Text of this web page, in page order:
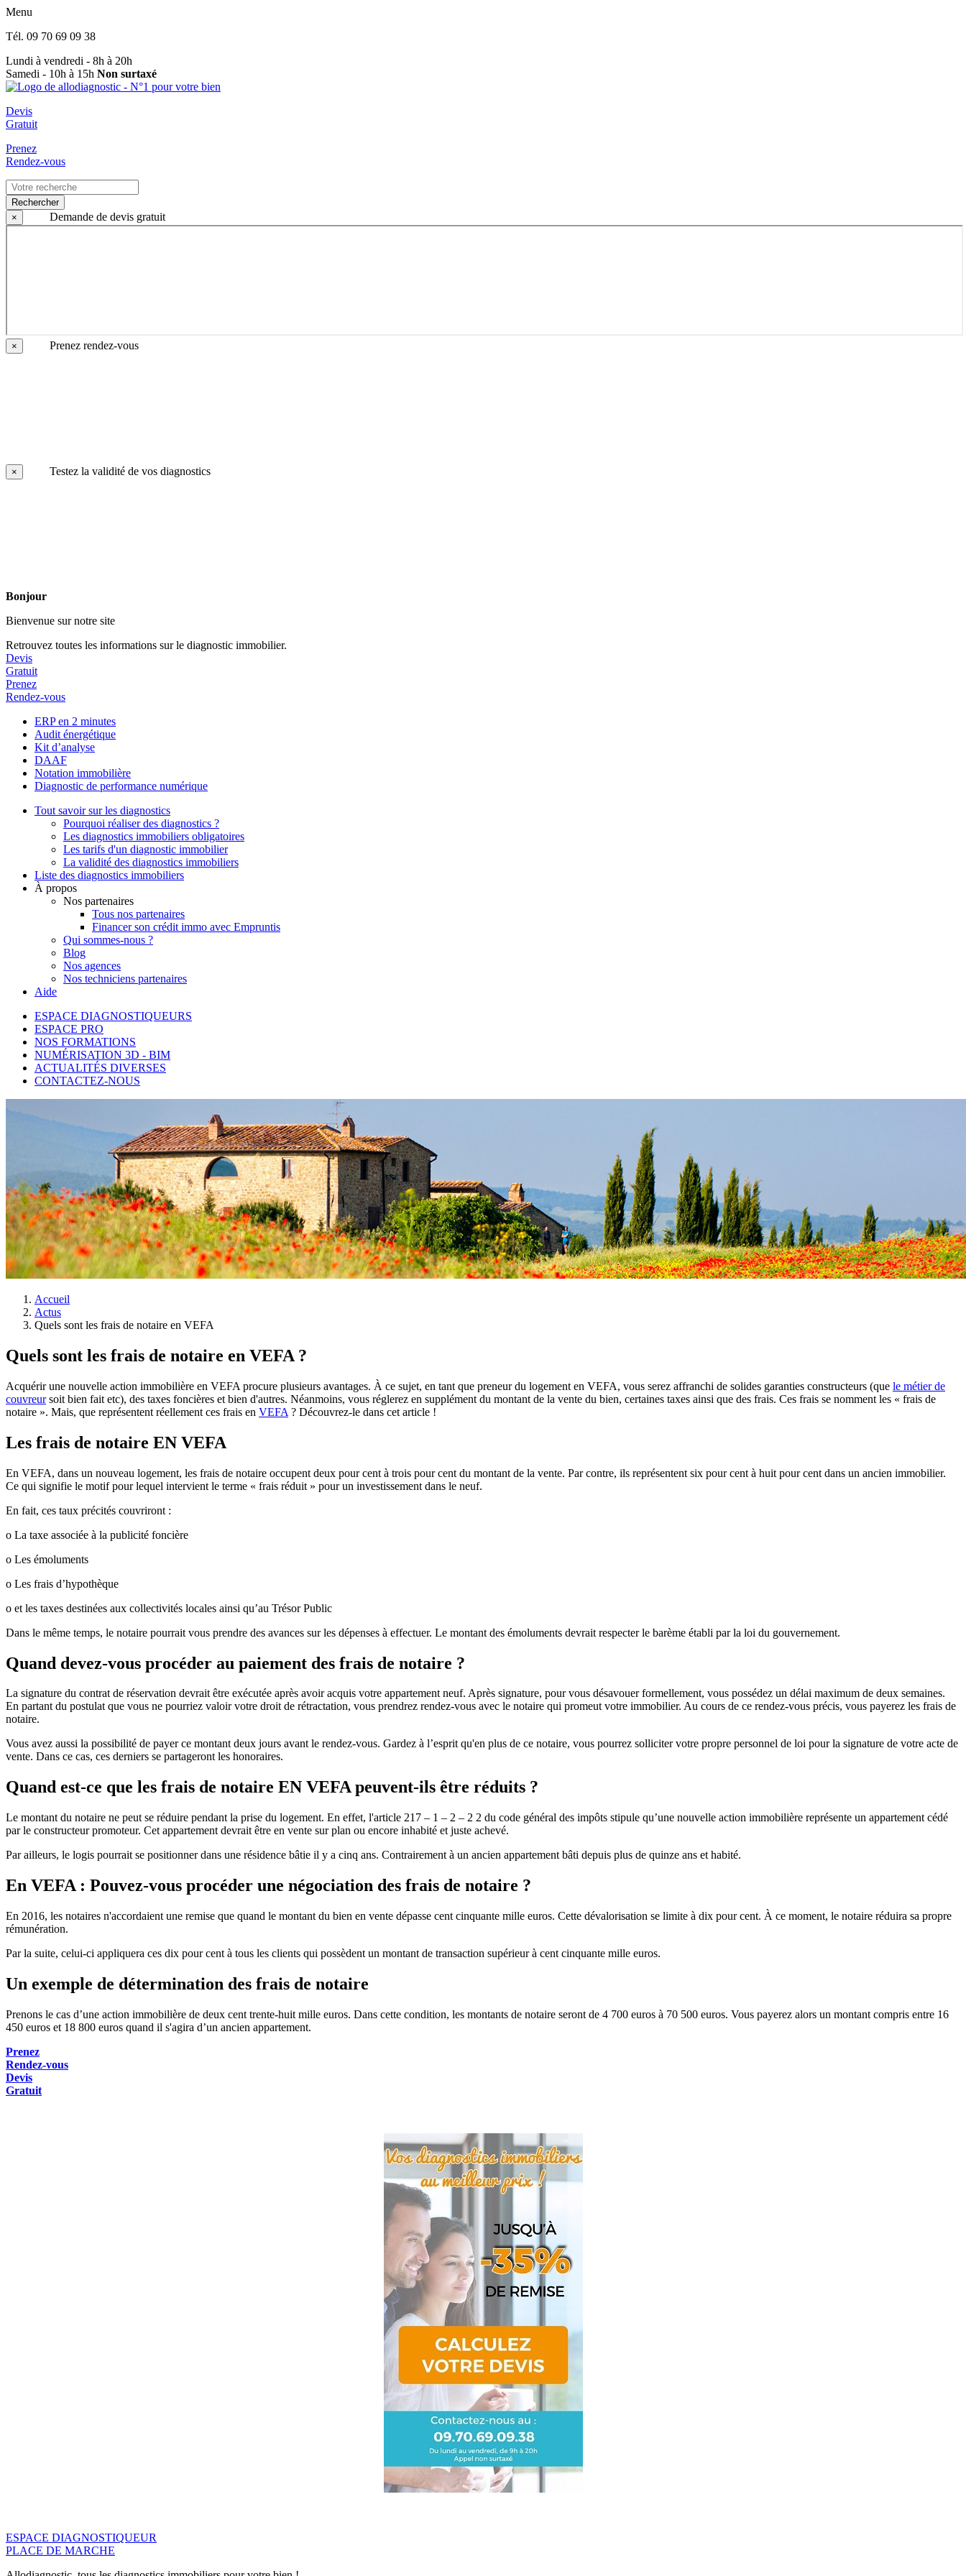
Menu
Tél. 09 70 69 09 38
Lundi à vendredi - 8h à 20h
Samedi - 10h à 15h Non surtaxé
Devis
Gratuit
Prenez
Rendez-vous
Rechercher
×
Demande de devis gratuit
× Prenez rendez-vous
× Testez la validité de vos diagnostics
Bonjour
Bienvenue sur notre site
Retrouvez toutes les informations sur le diagnostic immobilier.
Devis
Gratuit
Prenez
Rendez-vous
ERP en 2 minutes
Audit énergétique
Kit d’analyse
DAAF
Notation immobilière
Diagnostic de performance numérique
Tout savoir sur les diagnostics
Pourquoi réaliser des diagnostics ?
Les diagnostics immobiliers obligatoires
Les tarifs d'un diagnostic immobilier
La validité des diagnostics immobiliers
Liste des diagnostics immobiliers
À propos
Nos partenaires
Tous nos partenaires
Financer son crédit immo avec Empruntis
Qui sommes-nous ?
Blog
Nos agences
Nos techniciens partenaires
Aide
ESPACE DIAGNOSTIQUEURS
ESPACE PRO
NOS FORMATIONS
NUMÉRISATION 3D - BIM
ACTUALITÉS DIVERSES
CONTACTEZ-NOUS
Accueil
Actus
Quels sont les frais de notaire en VEFA
Quels sont les frais de notaire en VEFA ?
Acquérir une nouvelle action immobilière en VEFA procure plusieurs avantages. À ce sujet, en tant que preneur du logement en VEFA, vous serez affranchi de solides garanties constructeurs (que le métier de
couvreursoit bien fait etc), des taxes foncières et bien d'autres. Néanmoins, vous réglerez en supplément du montant de la vente du bien, certaines taxes ainsi que des frais. Ces frais se nomment les « frais de
notaire ». Mais, que représentent réellement ces frais en VEFA ? Découvrez-le dans cet article !
Les frais de notaire EN VEFA
En VEFA, dans un nouveau logement, les frais de notaire occupent deux pour cent à trois pour cent du montant de la vente. Par contre, ils représentent six pour cent à huit pour cent dans un ancien immobilier.
Ce qui signifie le motif pour lequel intervient le terme « frais réduit » pour un investissement dans le neuf.
En fait, ces taux précités couvriront :
o La taxe associée à la publicité foncière
o Les émoluments
o Les frais d’hypothèque
o et les taxes destinées aux collectivités locales ainsi qu’au Trésor Public
Dans le même temps, le notaire pourrait vous prendre des avances sur les dépenses à effectuer. Le montant des émoluments devrait respecter le barème établi par la loi du gouvernement.
Quand devez-vous procéder au paiement des frais de notaire ?
La signature du contrat de réservation devrait être exécutée après avoir acquis votre appartement neuf. Après signature, pour vous désavouer formellement, vous possédez un délai maximum de deux semaines.
En partant du postulat que vous ne pourriez valoir votre droit de rétractation, vous prendrez rendez-vous avec le notaire qui promeut votre immobilier. Au cours de ce rendez-vous précis, vous payerez les frais de
notaire.
Vous avez aussi la possibilité de payer ce montant deux jours avant le rendez-vous. Gardez à l’esprit qu'en plus de ce notaire, vous pourrez solliciter votre propre personnel de loi pour la signature de votre acte de
vente. Dans ce cas, ces derniers se partageront les honoraires.
Quand est-ce que les frais de notaire EN VEFA peuvent-ils être réduits ?
Le montant du notaire ne peut se réduire pendant la prise du logement. En effet, l'article 217 – 1 – 2 – 2 2 du code général des impôts stipule qu’une nouvelle action immobilière représente un appartement cédé
par le constructeur promoteur. Cet appartement devrait être en vente sur plan ou encore inhabité et juste achevé.
Par ailleurs, le logis pourrait se positionner dans une résidence bâtie il y a cinq ans. Contrairement à un ancien appartement bâti depuis plus de quinze ans et habité.
En VEFA : Pouvez-vous procéder une négociation des frais de notaire ?
En 2016, les notaires n'accordaient une remise que quand le montant du bien en vente dépasse cent cinquante mille euros. Cette dévalorisation se limite à dix pour cent. À ce moment, le notaire réduira sa propre
rémunération.
Par la suite, celui-ci appliquera ces dix pour cent à tous les clients qui possèdent un montant de transaction supérieur à cent cinquante mille euros.
Un exemple de détermination des frais de notaire
Prenons le cas d’une action immobilière de deux cent trente-huit mille euros. Dans cette condition, les montants de notaire seront de 4 700 euros à 70 500 euros. Vous payerez alors un montant compris entre 16
450 euros et 18 800 euros quand il s'agira d’un ancien appartement.
Prenez
Rendez-vous
Devis
Gratuit
ESPACE DIAGNOSTIQUEUR
PLACE DE MARCHE